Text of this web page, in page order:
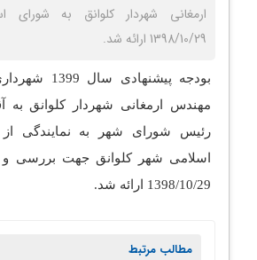
ارمغانی شهردار کلوانق به شورای
1398/10/29 ارائه شد.
بودجه
مهندس ارمغانی شهردار کلوانق به
رئیس شورای شهر به نمایندگی
اسلامی شهر کلوانق جهت بررسی و
1398/10/29 ارائه شد.
مطالب مرتبط